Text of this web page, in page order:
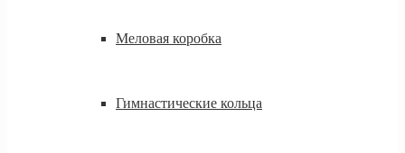
Меловая коробка
Гимнастические кольца